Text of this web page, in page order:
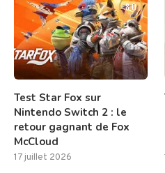
8.0
Test Star Fox sur
Nintendo Switch 2 : le
retour gagnant de Fox
McCloud
17 juillet 2026